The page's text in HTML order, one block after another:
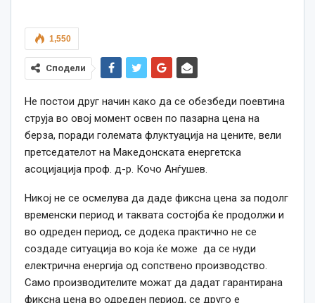
1,550
Сподели
Не постои друг начин како да се обезбеди поевтина
струја во овој момент освен по пазарна цена на
берза, поради големата флуктуација на цените, вели
претседателот на Македонската енергетска
асоцијација проф. д-р. Кочо Анѓушев.
Никој не се осмелува да даде фиксна цена за подолг
временски период и таквата состојба ќе продолжи и
во одреден период, се додека практично не се
создаде ситуација во која ќе може да се нуди
електрична енергија од сопствено производство.
Само производителите можат да дадат гарантирана
фиксна цена во одреден период, се друго е